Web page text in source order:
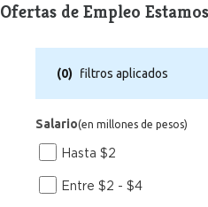
Ofertas de Empleo
(0) filtros aplicados
Salario(en millones de pesos)
Hasta $2
Entre $2 - $4